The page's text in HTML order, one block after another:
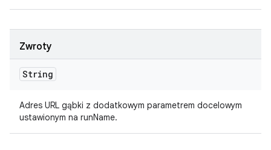
Zwroty
String
Adres URL gąbki z dodatkowym parametrem docelowym
ustawionym na runName.